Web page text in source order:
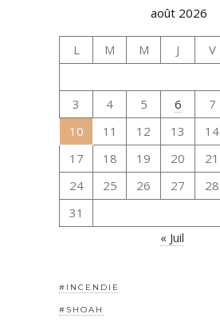
août 2026
L M M J V
3
4 5 6 7
10
11 12 13 14
17
18 19 20 21
24
25 26 27 28
31
« Juil
#INCENDIE
#SHOAH